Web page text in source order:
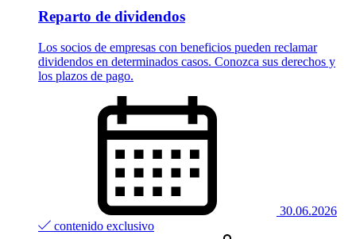
Reparto de dividendos
Los socios de empresas con beneficios pueden reclamar
dividendos en determinados casos. Conozca sus derechos y
los plazos de pago.
30.06.2026
contenido exclusivo